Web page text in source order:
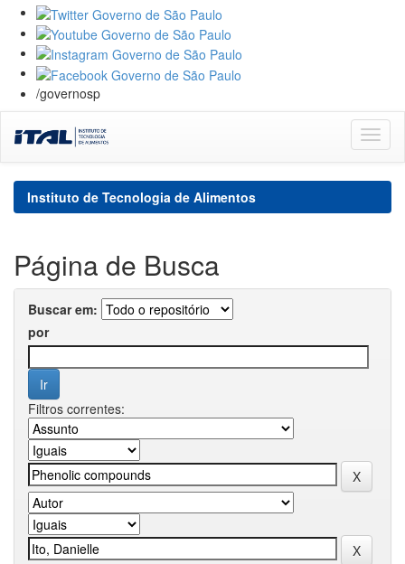
/governosp
navigation
Instituto de Tecnologia de Alimentos
Página de Busca
Buscar em:
por
Filtros correntes: